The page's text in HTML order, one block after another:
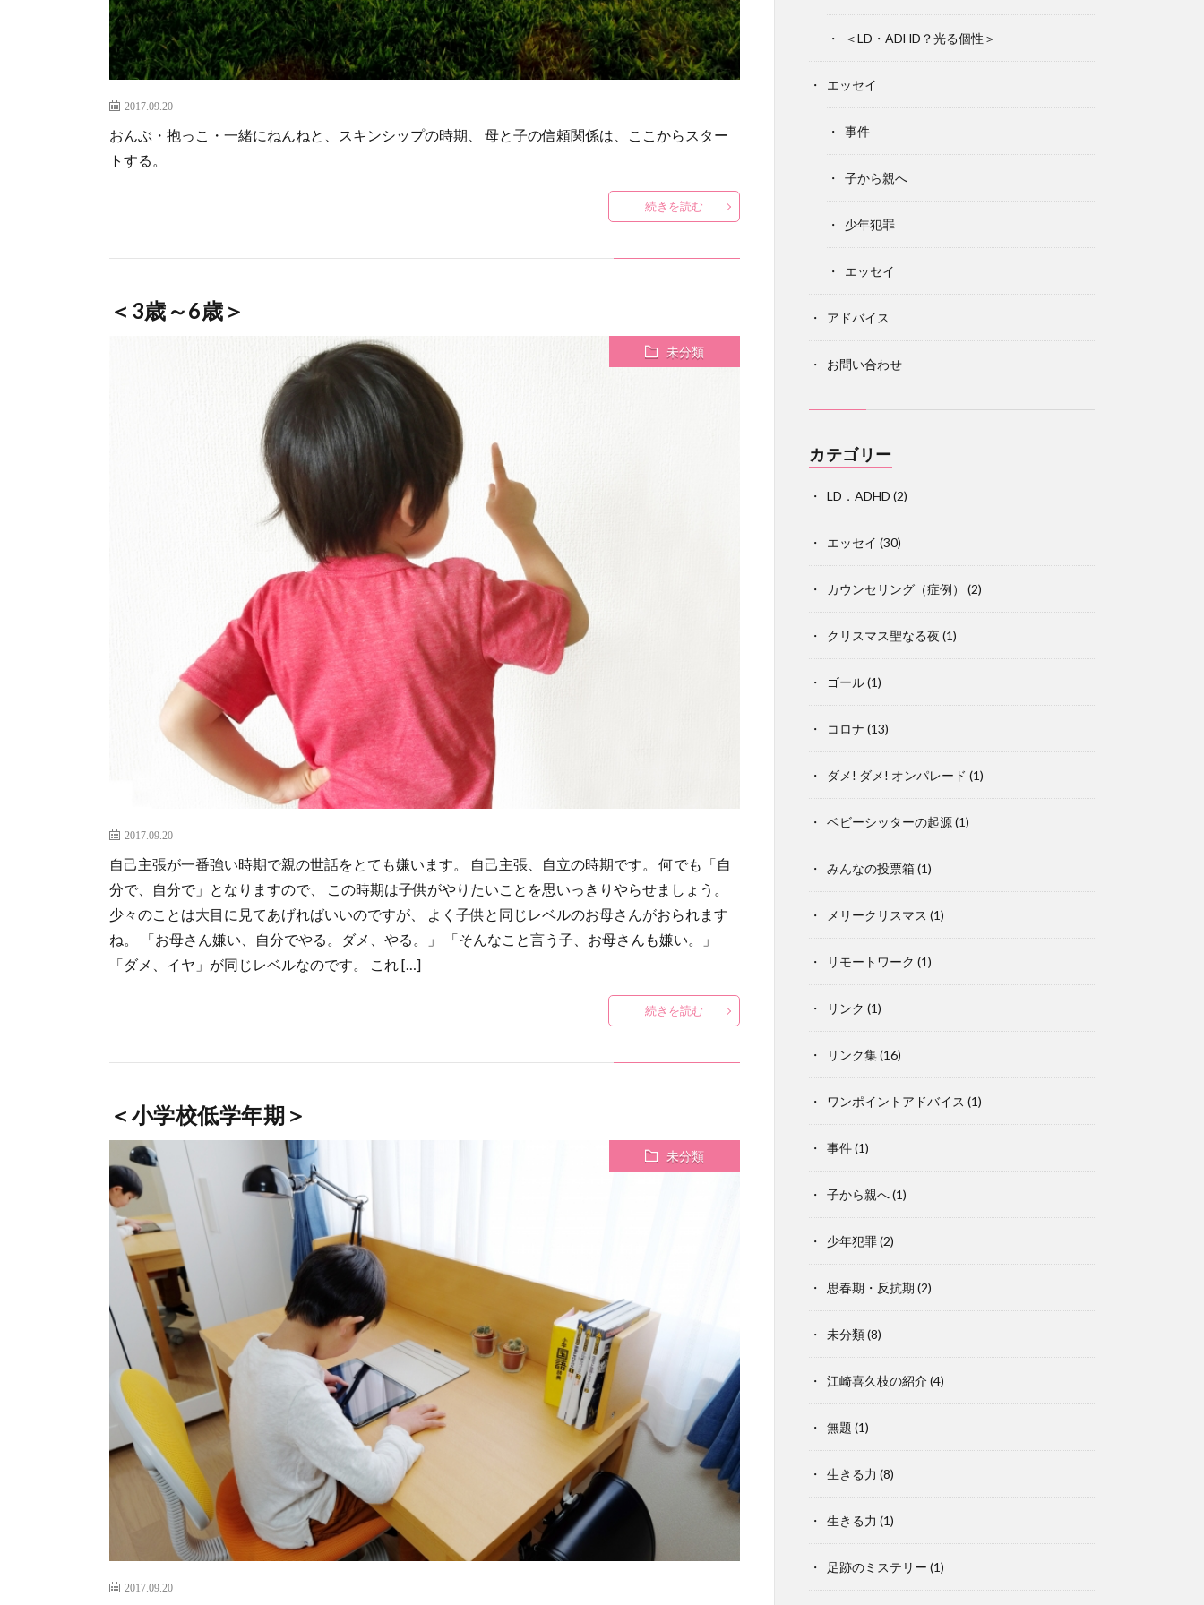
2017.09.20
おんぶ・抱っこ・一緒にねんねと、スキンシップの時期、 母と子の信頼関係は、ここからスター
トする。
続きを読む
＜3歳～6歳＞
未分類
2017.09.20
自己主張が一番強い時期で親の世話をとても嫌います。 自己主張、自立の時期です。 何でも「自
分で、自分で」となりますので、 この時期は子供がやりたいことを思いっきりやらせましょう。
少々のことは大目に見てあげればいいのですが、 よく子供と同じレベルのお母さんがおられます
ね。 「お母さん嫌い、自分でやる。ダメ、やる。」 「そんなこと言う子、お母さんも嫌い。」
「ダメ、イヤ」が同じレベルなのです。 これ […]
続きを読む
＜小学校低学年期＞
未分類
2017.09.20
＜LD・ADHD？光る個性＞
エッセイ
事件
子から親へ
少年犯罪
エッセイ
アドバイス
お問い合わせ
カテゴリー
LD．ADHD (2)
エッセイ (30)
カウンセリング（症例） (2)
クリスマス聖なる夜 (1)
ゴール(1)
コロナ (13)
ダメ! ダメ! オンパレード (1)
ベビーシッターの起源(1)
みんなの投票箱(1)
メリークリスマス (1)
リモートワーク (1)
リンク (1)
リンク集(16)
ワンポイントアドバイス (1)
事件(1)
子から親へ(1)
少年犯罪(2)
思春期・反抗期 (2)
未分類(8)
江崎喜久枝の紹介 (4)
無題 (1)
生きる力 (8)
生きる力 (1)
足跡のミステリー (1)